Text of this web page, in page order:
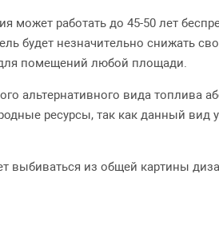
может работать до 45-50 лет
будет незначительно снижать
помещений любой площади.
альтернативного вида топлива
ресурсы, так как данный вид
выбиваться из общей картины